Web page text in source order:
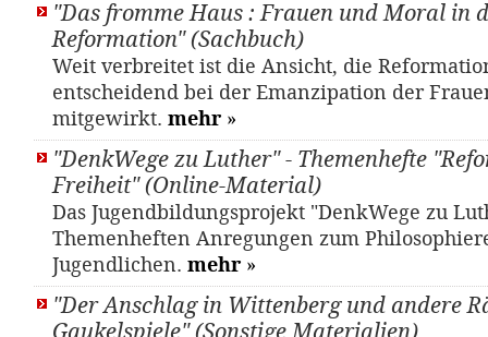
"Das fromme Haus : Frauen und Moral in
Reformation" (Sachbuch)
Weit verbreitet ist die Ansicht, die
entscheidend bei der Emanzipation der
mitgewirkt. mehr »
"DenkWege zu Luther" - Themenhefte
Freiheit" (Online-Material)
Das Jugendbildungsprojekt "DenkWege zu
Themenheften Anregungen zum
Jugendlichen. mehr »
"Der Anschlag in Wittenberg und andere